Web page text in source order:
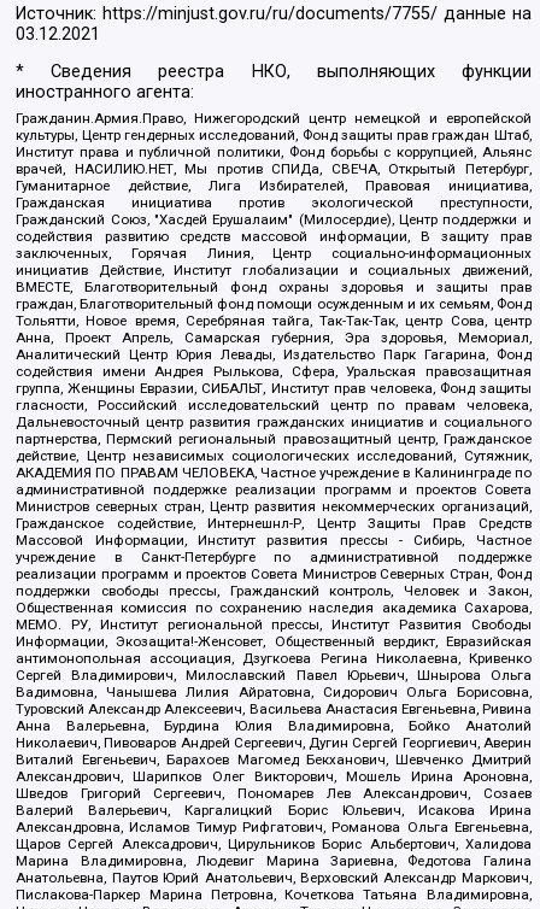
Источник: https://minjust.gov.ru/ru/documents/7755/ данные на
03.12.2021
* Сведения реестра НКО, выполняющих функции
иностранного агента:
Гражданин.Армия.Право, Нижегородский центр немецкой и европейской
культуры, Центр гендерных исследований, Фонд защиты прав граждан Штаб,
Институт права и публичной политики, Фонд борьбы с коррупцией, Альянс
врачей, НАСИЛИЮ.НЕТ, Мы против СПИДа, СВЕЧА, Открытый Петербург,
Гуманитарное действие, Лига Избирателей, Правовая инициатива,
Гражданская инициатива против экологической преступности,
Гражданский Союз, "Хасдей Ерушалаим" (Милосердие), Центр поддержки и
содействия развитию средств массовой информации, В защиту прав
заключенных, Горячая Линия, Центр социально-информационных
инициатив Действие, Институт глобализации и социальных движений,
ВМЕСТЕ, Благотворительный фонд охраны здоровья и защиты прав
граждан, Благотворительный фонд помощи осужденным и их семьям, Фонд
Тольятти, Новое время, Серебряная тайга, Так-Так-Так, центр Сова, центр
Анна, Проект Апрель, Самарская губерния, Эра здоровья, Мемориал,
Аналитический Центр Юрия Левады, Издательство Парк Гагарина, Фонд
содействия имени Андрея Рылькова, Сфера, Уральская правозащитная
группа, Женщины Евразии, СИБАЛЬТ, Институт прав человека, Фонд защиты
гласности, Российский исследовательский центр по правам человека,
Дальневосточный центр развития гражданских инициатив и социального
партнерства, Пермский региональный правозащитный центр, Гражданское
действие, Центр независимых социологических исследований, Сутяжник,
АКАДЕМИЯ ПО ПРАВАМ ЧЕЛОВЕКА, Частное учреждение в Калининграде по
административной поддержке реализации программ и проектов Совета
Министров северных стран, Центр развития некоммерческих организаций,
Гражданское содействие, Интернешнл-Р, Центр Защиты Прав Средств
Массовой Информации, Институт развития прессы - Сибирь, Частное
учреждение в Санкт-Петербурге по административной поддержке
реализации программ и проектов Совета Министров Северных Стран, Фонд
поддержки свободы прессы, Гражданский контроль, Человек и Закон,
Общественная комиссия по сохранению наследия академика Сахарова,
МЕМО. РУ, Институт региональной прессы, Институт Развития Свободы
Информации, Экозащита!-Женсовет, Общественный вердикт, Евразийская
антимонопольная ассоциация, Дзугкоева Регина Николаевна, Кривенко
Сергей Владимирович, Милославский Павел Юрьевич, Шнырова Ольга
Вадимовна, Чанышева Лилия Айратовна, Сидорович Ольга Борисовна,
Туровский Александр Алексеевич, Васильева Анастасия Евгеньевна, Ривина
Анна Валерьевна, Бурдина Юлия Владимировна, Бойко Анатолий
Николаевич, Пивоваров Андрей Сергеевич, Дугин Сергей Георгиевич, Аверин
Виталий Евгеньевич, Барахоев Магомед Бекханович, Шевченко Дмитрий
Александрович, Шарипков Олег Викторович, Мошель Ирина Ароновна,
Шведов Григорий Сергеевич, Пономарев Лев Александрович, Созаев
Валерий Валерьевич, Каргалицкий Борис Юльевич, Исакова Ирина
Александровна, Исламов Тимур Рифгатович, Романова Ольга Евгеньевна,
Щаров Сергей Алексадрович, Цирульников Борис Альбертович, Халидова
Марина Владимировна, Людевиг Марина Зариевна, Федотова Галина
Анатольевна, Паутов Юрий Анатольевич, Верховский Александр Маркович,
Пислакова-Паркер Марина Петровна, Кочеткова Татьяна Владимировна,